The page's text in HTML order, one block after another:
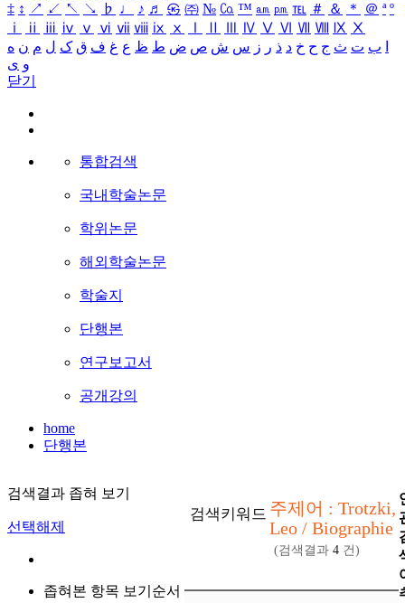
‡ ↕ ↗ ↙ ↖ ↘ ♭ ♩ ♪ ♬ ㉿ ㈜ № ㏇ ™ ㏂ ㏘ ℡ ＃ ＆ ＊ ＠ ª º
ⅰ
ⅱ ⅲ ⅳ ⅴ ⅵ ⅶ ⅷ ⅸ ⅹ Ⅳ Ⅴ Ⅵ Ⅶ Ⅷ Ⅸ Ⅹ
ب ت ث ج ح خ د ذ ر ز س ش ص ض ط ظ ع غ ف ق ک ل م ن ه
و ی
닫기
통합검색
국내학술논문
학위논문
해외학술논문
학술지
단행본
연구보고서
공개강의
home
단행본
검색결과 좁혀 보기
선택해제
좁혀본 항목 보기순서
검색키워드 주제어 : Trotzki,
Leo / Biographie
(검색결과 4 건)